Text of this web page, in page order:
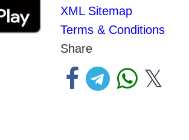
XML Sitemap
Terms & Conditions
Share
𝕏